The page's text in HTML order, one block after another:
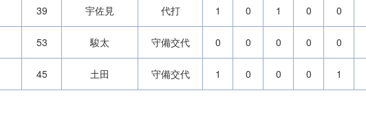
39 宇佐見 代打 1 0 1 0 0
53 駿太 守備交代 0 0 0 0 0
45 土田 守備交代 1 0 0 0 1